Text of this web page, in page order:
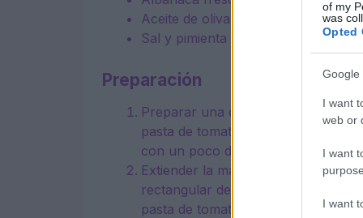
of my
was
Opted
Google
I want
web or
I want
I want
Aceite de oliva virgen extra
Sal y pimienta al gusto
Preparación
Preparar una emulsión para
pasta de tomate, el aceite de oliva
con un poco de agua.
Extiender la masa de pizza
rectangular de 5 mm de grosor.
pasta de tomate.